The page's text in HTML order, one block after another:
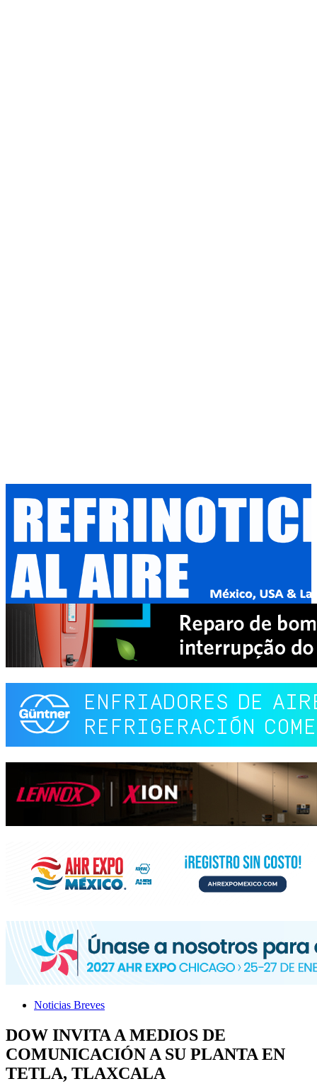
Noticias Breves
DOW INVITA A MEDIOS DE
COMUNICACIÓN A SU PLANTA EN
TETLA, TLAXCALA